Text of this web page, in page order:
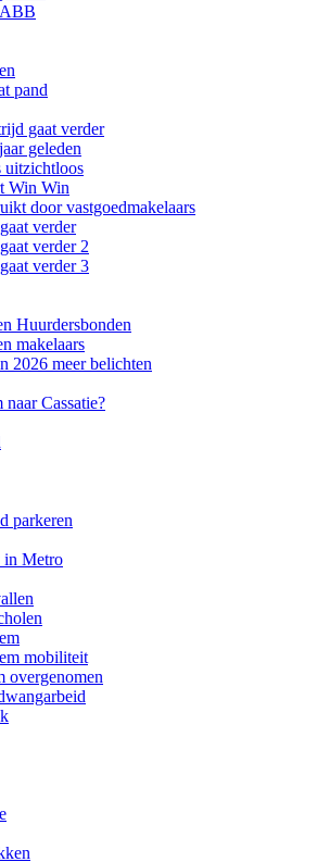
pand
gaat verder
geleden
uitzichtloos
Win Win
door vastgoedmakelaars
verder
verder 2
verder 3
Huurdersbonden
makelaars
2026 meer belichten
Cassatie?
parkeren
in Metro
mobiliteit
overgenomen